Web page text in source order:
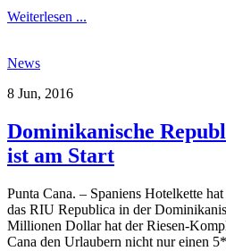
Weiterlesen ...
News
8 Jun, 2016
Dominikanische
ist am Start
Punta Cana. – Spaniens Hotelkette
das RIU Republica in der
Millionen Dollar hat der Riesen-
Cana den Urlaubern nicht nur einen